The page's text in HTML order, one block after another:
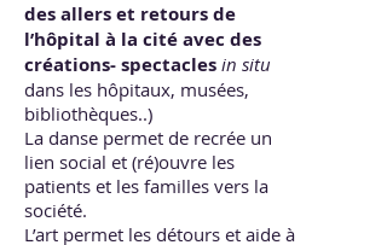
des allers et retours de
l’hôpital à la cité avec des
créations- spectacles in situ
dans les hôpitaux, musées,
bibliothèques..)
La danse permet de recrée un
lien social et (ré)ouvre les
patients et les familles vers la
société.
L’art permet les détours et aide à